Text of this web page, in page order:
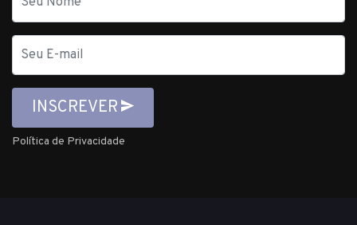
mail
INSCREVER
Política de Privacidade